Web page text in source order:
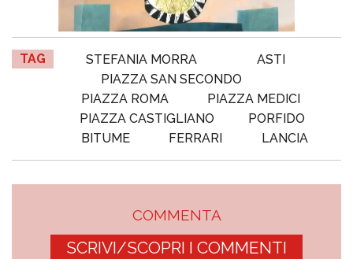
TAG STEFANIA MORRA
ASTI
PIAZZA SAN SECONDO
PIAZZA ROMA
PIAZZA MEDICI
PIAZZA CASTIGLIANO
PORFIDO
BITUME
FERRARI LANCIA
COMMENTA
SCRIVI/SCOPRI I COMMENTI